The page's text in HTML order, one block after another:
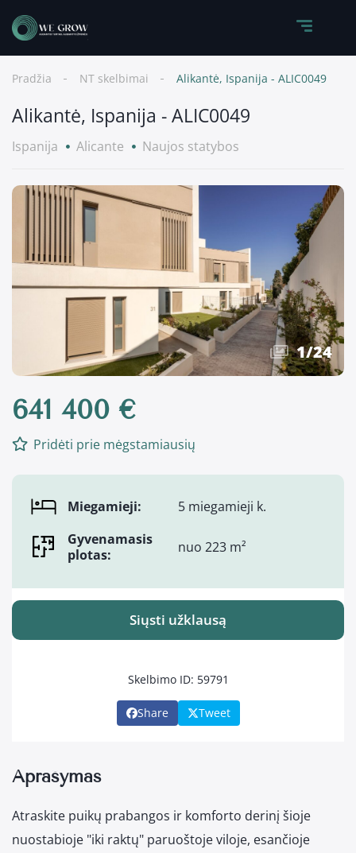
Pradžia NT skelbimai Alikantė, Ispanija - ALIC0049
Alikantė, Ispanija - ALIC0049
Ispanija Alicante Naujos statybos
1/24
641 400 €
Pridėti prie mėgstamiausių
Miegamieji:
5 miegamieji k.
Gyvenamasis
plotas:
nuo 223 m²
Siųsti užklausą
Skelbimo ID: 59791
Share Tweet
Aprašymas
Atraskite puikų prabangos ir komforto derinį šioje
nuostabioje "iki raktų" paruoštoje viloje, esančioje